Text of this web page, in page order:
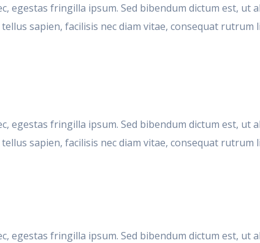
egestas fringilla ipsum. Sed bibendum dictum est,
sapien, facilisis nec diam vitae, consequat rutrum
egestas fringilla ipsum. Sed bibendum dictum est,
sapien, facilisis nec diam vitae, consequat rutrum
egestas fringilla ipsum. Sed bibendum dictum est,